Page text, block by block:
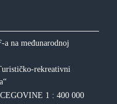
a na međunarodnoj
rekreativni
1 : 400 000